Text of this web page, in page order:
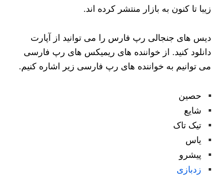
زیبا تا کنون به بازار منتشر کرده اند.
دیس های جنجالی رپ فارس را می توانید از آپارت
دانلود کنید. از خواننده های ریمیکس های رپ فارسی
می توانیم به خواننده های رپ فارسی زیر اشاره کنیم.
حصین
شایع
تیک‌ تاک
یاس
پیشرو
زدبازی